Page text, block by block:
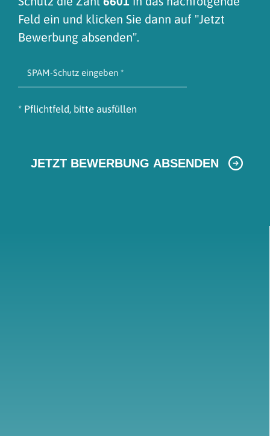
Feld ein und klicken Sie dann auf "Jetzt
Bewerbung absenden".
* Pflichtfeld, bitte ausfüllen
JETZT BEWERBUNG ABSENDEN